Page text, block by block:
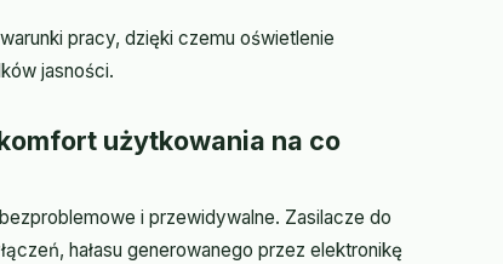
pracy, dzięki czemu oświetlenie
jasności.
użytkowania na co
i przewidywalne. Zasilacze do
hałasu generowanego przez elektronikę